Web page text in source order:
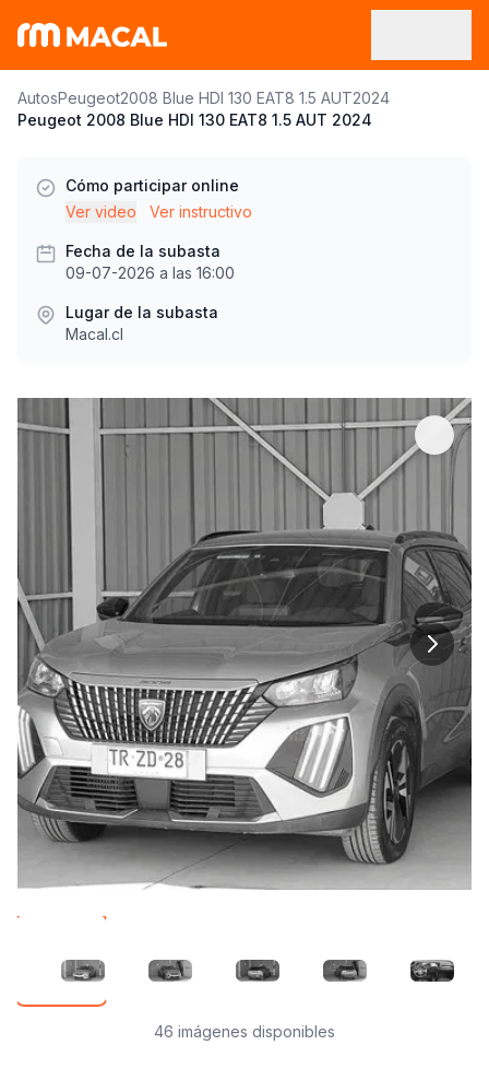
AutosPeugeot2008 Blue HDI 130 EAT8 1.5 AUT2024
Peugeot 2008 Blue HDI 130 EAT8 1.5 AUT 2024
Cómo participar online
Ver video
Ver instructivo
Fecha de la subasta
09-07-2026 a las 16:00
Lugar de la subasta
Macal.cl
Imagen 1 Imagen 2 Imagen 3 Imagen 4 Imagen 5
46 imágenes disponibles